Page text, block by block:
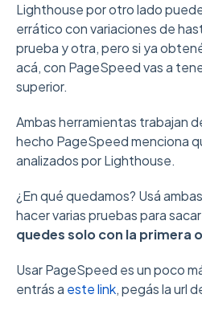
Lighthouse por otro lado
errático con variaciones de
prueba y otra, pero si ya
acá, con PageSpeed vas a
superior.
Ambas herramientas trabajan
hecho PageSpeed menciona
analizados por Lighthouse.
¿En qué quedamos? Usá
hacer varias pruebas para
quedes solo con la primera
Usar PageSpeed es un poco
entrás a este link, pegás la url